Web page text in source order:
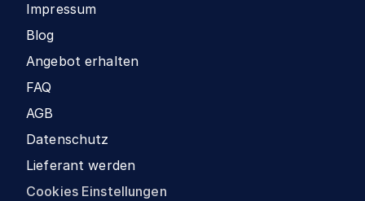
Impressum
Blog
Angebot erhalten
FAQ
AGB
Datenschutz
Lieferant werden
Cookies Einstellungen